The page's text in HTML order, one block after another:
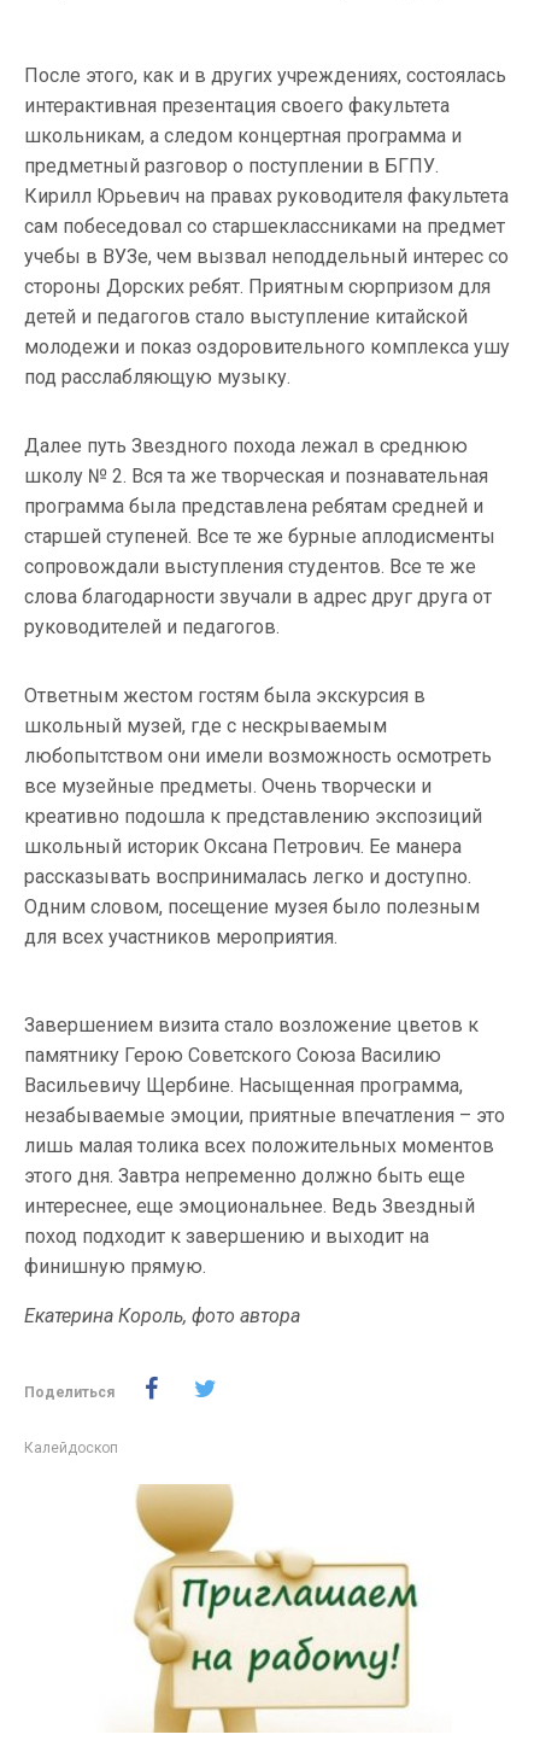
После этого, как и в других учреждениях, состоялась
интерактивная презентация своего факультета
школьникам, а следом концертная программа и
предметный разговор о поступлении в БГПУ.
Кирилл Юрьевич на правах руководителя факультета
сам побеседовал со старшеклассниками на предмет
учебы в ВУЗе, чем вызвал неподдельный интерес со
стороны Дорских ребят. Приятным сюрпризом для
детей и педагогов стало выступление китайской
молодежи и показ оздоровительного комплекса ушу
под расслабляющую музыку.
Далее путь Звездного похода лежал в среднюю
школу № 2. Вся та же творческая и познавательная
программа была представлена ребятам средней и
старшей ступеней. Все те же бурные аплодисменты
сопровождали выступления студентов. Все те же
слова благодарности звучали в адрес друг друга от
руководителей и педагогов.
Ответным жестом гостям была экскурсия в
школьный музей, где с нескрываемым
любопытством они имели возможность осмотреть
все музейные предметы. Очень творчески и
креативно подошла к представлению экспозиций
школьный историк Оксана Петрович. Ее манера
рассказывать воспринималась легко и доступно.
Одним словом, посещение музея было полезным
для всех участников мероприятия.
Завершением визита стало возложение цветов к
памятнику Герою Советского Союза Василию
Васильевичу Щербине. Насыщенная программа,
незабываемые эмоции, приятные впечатления – это
лишь малая толика всех положительных моментов
этого дня. Завтра непременно должно быть еще
интереснее, еще эмоциональнее. Ведь Звездный
поход подходит к завершению и выходит на
финишную прямую.
Екатерина Король, фото автора
Поделиться
Калейдоскоп